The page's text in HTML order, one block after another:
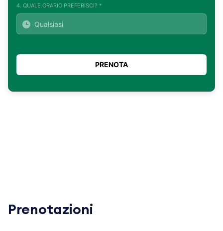
4. QUALE ORARIO PREFERISCI? *
Prenotazioni